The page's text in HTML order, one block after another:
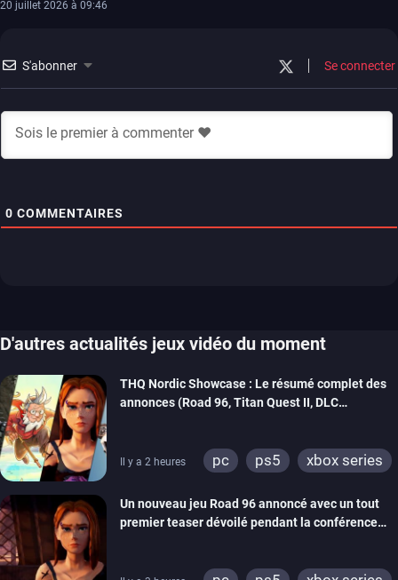
20 juillet 2026 à 09:46
S'abonner Se connecter
0 COMMENTAIRES
D'autres actualités jeux vidéo du moment
THQ Nordic Showcase : Le résumé complet des
annonces (Road 96, Titan Quest II, DLC
Il y a 2 heures pc ps5
xbox series
xbox one
switch 2
Un nouveau jeu Road 96 annoncé avec un tout
premier teaser dévoilé pendant la conférence